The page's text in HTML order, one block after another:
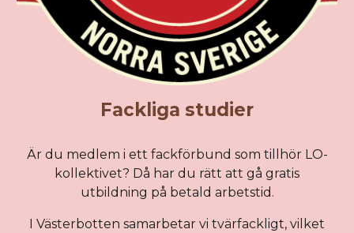
Fackliga studier
Är du medlem i ett fackförbund som tillhör LO-
kollektivet? Då har du rätt att gå gratis
utbildning på betald arbetstid.
I Västerbotten samarbetar vi tvärfackligt, vilket